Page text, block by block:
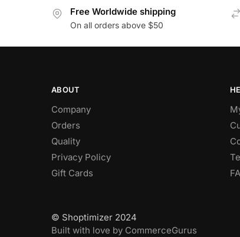
Free Worldwide shipping
On all orders above $50
ABOUT
Company
Orders
Quality
Privacy Policy
Gift Cards
© Shoptimizer 2024
Built with love by CommerceGurus